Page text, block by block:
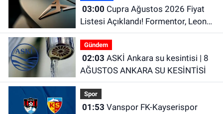
03:00
Listesi Açıklandı! Formentor, Leon
ve Terramar Güncel Fiyatları
Gündem
02:03
AĞUSTOS ANKARA SU KESİNTİSİ
Spor
01:53